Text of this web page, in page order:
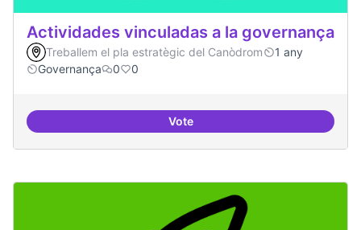
Actividades vinculadas a la governança
Treballem el pla estratègic del Canòdrom
1 any
Governança
0 0
VoteActividades vinculadas a la